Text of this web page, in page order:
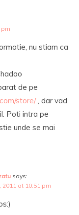
pm
nu stiam ca
de pe
store/, dar vad
Poti intra pe
unde se mai
says:
2011 at 10:51 pm